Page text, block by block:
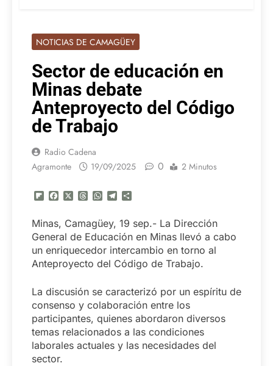
NOTICIAS DE CAMAGÜEY
Sector de educación en
Minas debate
Anteproyecto del Código
de Trabajo
Radio Cadena
Agramonte
19/09/2025 0 2 Minutos
Flipboard
FacebookThreadsWhatsApp
Telegram
Minas, Camagüey, 19 sep.- La Dirección
General de Educación en Minas llevó a cabo
un enriquecedor intercambio en torno al
Anteproyecto del Código de Trabajo.
La discusión se caracterizó por un espíritu de
consenso y colaboración entre los
participantes, quienes abordaron diversos
temas relacionados a las condiciones
laborales actuales y las necesidades del
sector.